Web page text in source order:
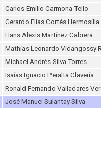
Carlos Emilio Carmona Tello
Gerardo Elías Cortés Hermosilla
Hans Alexis Martínez Cabrera
Mathías Leonardo Vidangossy
Michael Andrés Silva Torres
Isaías Ignacio Peralta Clavería
Ronald Fernando Valladares
José Manuel Sulantay Silva